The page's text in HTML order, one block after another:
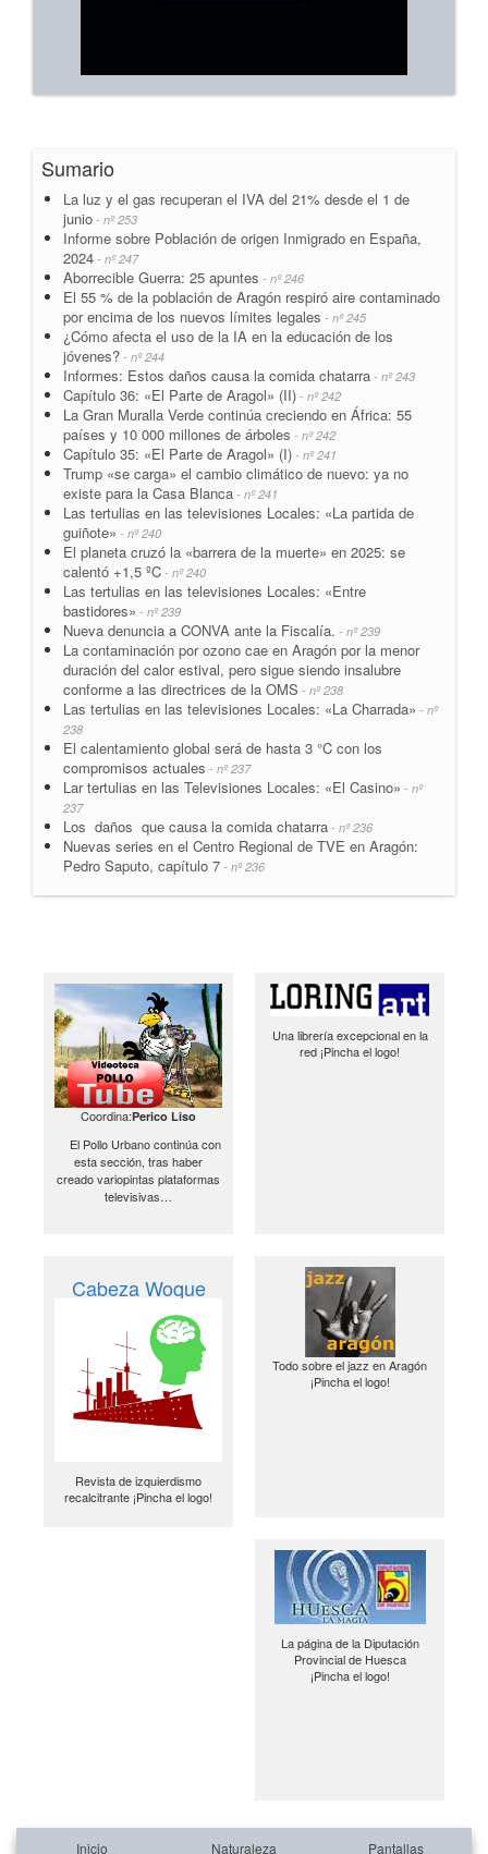
Sumario
La luz y el gas recuperan el IVA del 21% desde el 1 de
junio - nº 253
Informe sobre Población de origen Inmigrado en España,
2024 - nº 247
Aborrecible Guerra: 25 apuntes - nº 246
El 55 % de la población de Aragón respiró aire contaminado
por encima de los nuevos límites legales - nº 245
¿Cómo afecta el uso de la IA en la educación de los
jóvenes? - nº 244
Informes: Estos daños causa la comida chatarra - nº 243
Capítulo 36: «El Parte de Aragol» (II) - nº 242
La Gran Muralla Verde continúa creciendo en África: 55
países y 10 000 millones de árboles - nº 242
Capítulo 35: «El Parte de Aragol» (I) - nº 241
Trump «se carga» el cambio climático de nuevo: ya no
existe para la Casa Blanca - nº 241
Las tertulias en las televisiones Locales: «La partida de
guiñote» - nº 240
El planeta cruzó la «barrera de la muerte» en 2025: se
calentó +1,5 ºC - nº 240
Las tertulias en las televisiones Locales: «Entre
bastidores» - nº 239
Nueva denuncia a CONVA ante la Fiscalía. - nº 239
La contaminación por ozono cae en Aragón por la menor
duración del calor estival, pero sigue siendo insalubre
conforme a las directrices de la OMS - nº 238
Las tertulias en las televisiones Locales: «La Charrada» - nº
238
El calentamiento global será de hasta 3 °C con los
compromisos actuales - nº 237
Lar tertulias en las Televisiones Locales: «El Casino» - nº
237
Los daños que causa la comida chatarra - nº 236
Nuevas series en el Centro Regional de TVE en Aragón:
Pedro Saputo, capítulo 7 - nº 236
Coordina:Perico Liso
El Pollo Urbano continúa con
esta sección, tras haber
creado variopintas plataformas
televisivas…
Una librería excepcional en la
red ¡Pincha el logo!
Cabeza Woque
Revista de izquierdismo
recalcitrante ¡Pincha el logo!
Todo sobre el jazz en Aragón
¡Pincha el logo!
La página de la Diputación
Provincial de Huesca
¡Pincha el logo!
Inicio Naturaleza Pantallas